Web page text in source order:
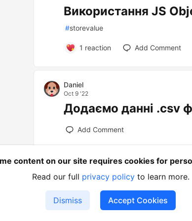
Використання JS
#storevalue
1 reaction Add Comment
Daniel
Oct 9 '22
Додаємо данні .csv
Add Comment
content on our site requires cookies for
Read our full privacy policyto learn more.
Dismiss Accept Cookies